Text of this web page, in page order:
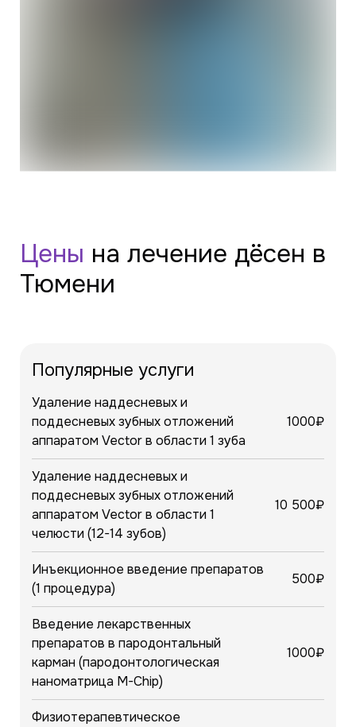
Цены на лечение дёсен в
Тюмени
Популярные услуги
Удаление наддесневых и
поддесневых зубных отложений
аппаратом Vector в области 1 зуба
1000₽
Удаление наддесневых и
поддесневых зубных отложений
аппаратом Vector в области 1
челюсти (12-14 зубов)
10 500₽
Инъекционное введение препаратов
(1 процедура)
500₽
Введение лекарственных
препаратов в пародонтальный
карман (пародонтологическая
наноматрица M-Chip)
1000₽
Физиотерапевтическое